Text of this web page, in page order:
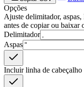
Opções
Ajuste delimitador,
antes de copiar ou baixar
Delimitador
Aspas
Incluir linha de cabeçalho